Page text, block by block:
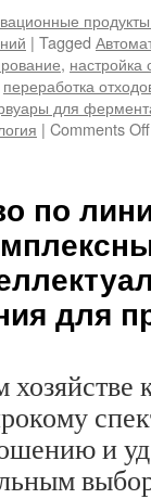
| Tagged
, настройка
переработка
для
| Comments Off
по
для
и